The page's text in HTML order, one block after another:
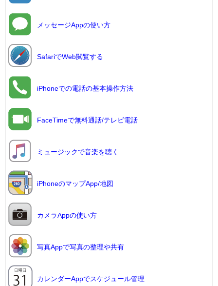
メッセージAppの使い方
SafariでWeb閲覧する
iPhoneでの電話の基本操作方法
FaceTimeで無料通話/テレビ電話
ミュージックで音楽を聴く
iPhoneのマップApp/地図
カメラAppの使い方
写真Appで写真の整理や共有
カレンダーAppでスケジュール管理